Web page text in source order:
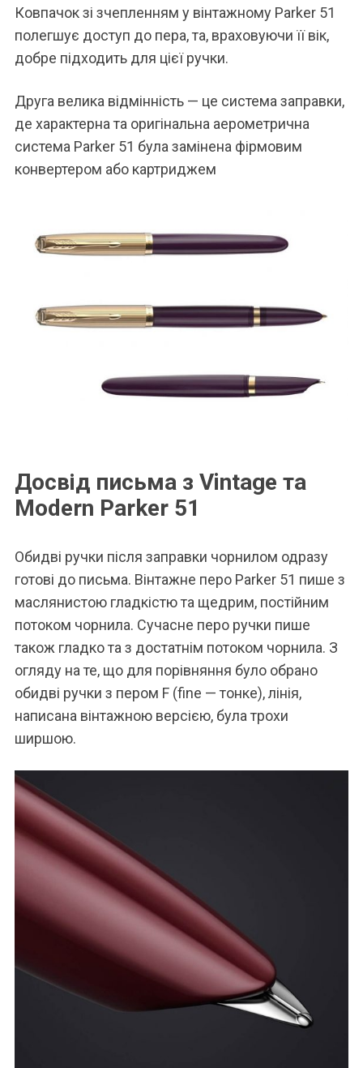
Ковпачок зі зчепленням у вінтажному Parker 51
полегшує доступ до пера, та, враховуючи її вік,
добре підходить для цієї ручки.
Друга велика відмінність — це система заправки,
де характерна та оригінальна аерометрична
система Parker 51 була замінена фірмовим
конвертером або картриджем
Досвід письма з Vintage та
Modern Parker 51
Обидві ручки після заправки чорнилом одразу
готові до письма. Вінтажне перо Parker 51 пише з
маслянистою гладкістю та щедрим, постійним
потоком чорнила. Сучасне перо ручки пише
також гладко та з достатнім потоком чорнила. З
огляду на те, що для порівняння було обрано
обидві ручки з пером F (fine — тонке), лінія,
написана вінтажною версією, була трохи
ширшою.